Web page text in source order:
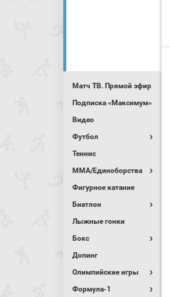
Матч ТВ. Прямой эфир
Подписка «Максимум»
Видео
Футбол
Теннис
MMA/Единоборства
Фигурное катание
Биатлон
Лыжные гонки
Бокс
Допинг
Олимпийские игры
Формула-1